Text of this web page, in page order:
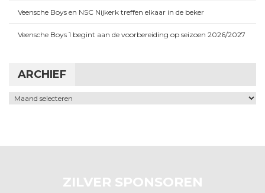
Veensche Boys en NSC Nijkerk treffen elkaar in de beker
Veensche Boys 1 begint aan de voorbereiding op seizoen 2026/2027
ARCHIEF
Archief
ZILVER SPONSOREN